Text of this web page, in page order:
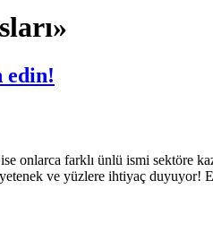
edin!
onlarca farklı ünlü ismi sektöre
ve yüzlere ihtiyaç duyuyor!